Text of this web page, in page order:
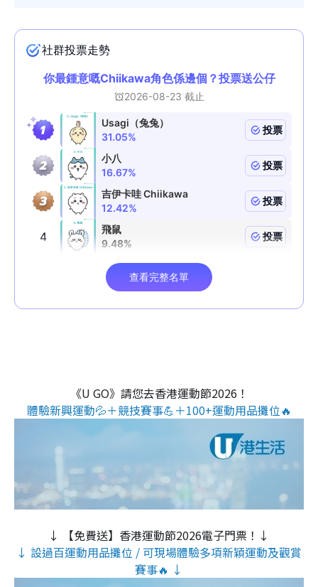
《U GO》請您去香港運動節2026！
體驗新興運動💦＋競技賽事💪＋100+運動用品攤位🔥
↓ 【免費送】香港運動節2026電子門票！↓
↓ 設過百運動用品攤位 / 可現場體驗多項新穎運動及觀賞
賽事🔥 ↓